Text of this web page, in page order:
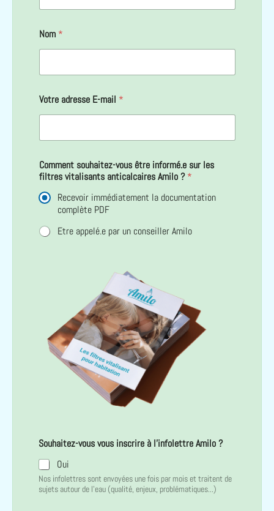
Nom *
Votre adresse E-mail *
Comment souhaitez-vous être informé.e sur les
filtres vitalisants anticalcaires Amilo ?*
Recevoir immédiatement la documentation
complète PDF
Etre appelé.e par un conseiller Amilo
Souhaitez-vous vous inscrire à l'infolettre Amilo ?
Oui
Nos infolettres sont envoyées une fois par mois et traitent de
sujets autour de l'eau (qualité, enjeux, problématiques...)